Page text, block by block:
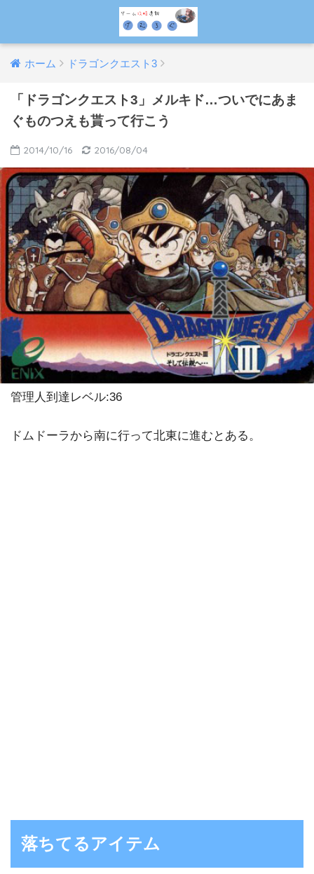
ホーム ドラゴンクエスト3
「ドラゴンクエスト3」メルキド…ついでにあま
ぐものつえも貰って行こう
2014/10/16 2016/08/04
管理人到達レベル:36
ドムドーラから南に行って北東に進むとある。
落ちてるアイテム